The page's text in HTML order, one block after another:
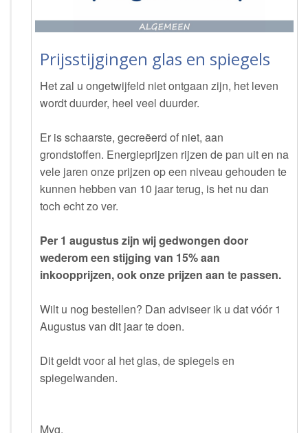
Prijsstijgingen glas en spiegels
Het zal u ongetwijfeld niet ontgaan zijn, het leven
wordt duurder, heel veel duurder.
Er is schaarste, gecreëerd of niet, aan
grondstoffen. Energieprijzen rijzen de pan uit en na
vele jaren onze prijzen op een niveau gehouden te
kunnen hebben van 10 jaar terug, is het nu dan
toch echt zo ver.
Per 1 augustus zijn wij gedwongen door
wederom een stijging van 15% aan
inkoopprijzen, ook onze prijzen aan te passen.
Wilt u nog bestellen? Dan adviseer ik u dat vóór 1
Augustus van dit jaar te doen.
Dit geldt voor al het glas, de spiegels en
spiegelwanden.
Mvg.